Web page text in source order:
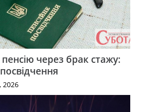
через брак стажу:
2026